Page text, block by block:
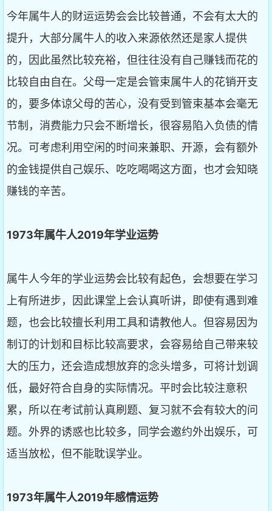
今年属牛人的财运运势会会比较普通，不会有太大的
提升，大部分属牛人的收入来源依然还是家人提供
的，因此虽然比较充裕，但往往没有自己赚钱而花的
比较自由自在。父母一定是会管束属牛人的花销开支
的，要多体谅父母的苦心，没有受到管束基本会毫无
节制，消费能力只会不断增长，很容易陷入负债的情
况。可考虑利用空闲的时间来兼职、开源，会有额外
的金钱提供自己娱乐、吃吃喝喝这方面，也才会知晓
赚钱的辛苦。
1973年属牛人2019年学业运势
属牛人今年的学业运势会比较有起色，会想要在学习
上有所进步，因此课堂上会认真听讲，即使有遇到难
题，也会比较擅长利用工具和请教他人。但容易因为
制订的计划和目标比较高要求，会容易给自己带来较
大的压力，还会造成想放弃的念头增多，可将计划调
低，最好符合自身的实际情况。平时会比较注意积
累，所以在考试前认真刷题、复习就不会有较大的问
题。外界的诱惑也比较多，同学会邀约外出娱乐，可
适当放松，但不能耽误学业。
1973年属牛人2019年感情运势